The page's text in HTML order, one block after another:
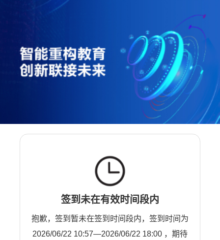
签到未在有效时间段内
抱歉，签到暂未在签到时间段内，签到时间为
2026/06/22 10:57—2026/06/22 18:00 ，期待